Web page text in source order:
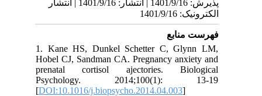
پذیرش: 1401/9/16 | انتشار: 1401/9/16 | انتشار
الکترونیک: 1401/9/16
فهرست منابع
1. Kane HS, Dunkel Schetter C, Glynn LM,
Hobel CJ, Sandman CA. Pregnancy anxiety and
prenatal cortisol ajectories. Biological
Psychology. 2014;100(1): 13-19
[DOI:10.1016/j.biopsycho.2014.04.003